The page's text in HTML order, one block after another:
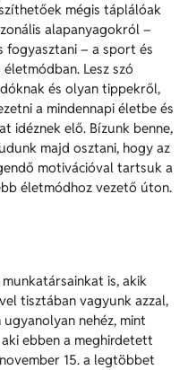
mégis táplálóak
alapanyagokról –
fogyasztani – a sport és
Lesz szó
és olyan tippekről,
a mindennapi életbe és
idéznek elő. Bízunk benne,
majd osztani, hogy az
motivációval tartsuk a
életmódhoz vezető úton.
is, akik
tisztában vagyunk azzal,
nehéz, mint
ebben a meghirdetett
15. a legtöbbet